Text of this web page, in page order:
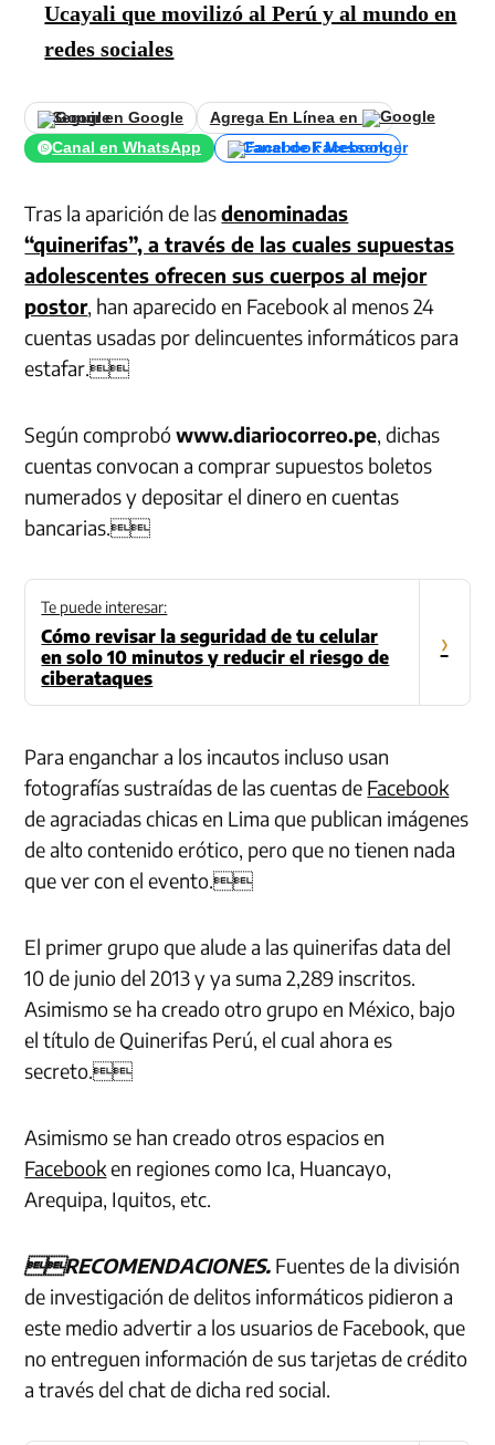
Ucayali que movilizó al Perú y al mundo en
redes sociales
Seguir en Google
Agrega En Línea en
Canal en WhatsApp
Canal de Facebook
Tras la aparición de lasdenominadas
“quinerifas”, a través de las cuales supuestas
adolescentes ofrecen sus cuerpos al mejor
postor, han aparecido en Facebook al menos 24
cuentas usadas por delincuentes informáticos para
estafar.
Según comprobówww.diariocorreo.pe, dichas
cuentas convocan a comprar supuestos boletos
numerados y depositar el dinero en cuentas
bancarias.
Te puede interesar:
Cómo revisar la seguridad de tu celular
en solo 10 minutos y reducir el riesgo de
ciberataques
›
Para enganchar a los incautos incluso usan
fotografías sustraídas de las cuentas de Facebook
de agraciadas chicas en Lima que publican imágenes
de alto contenido erótico, pero que no tienen nada
que ver con el evento.
El primer grupo que alude a las quinerifas data del
10 de junio del 2013 y ya suma 2,289 inscritos.
Asimismo se ha creado otro grupo en México, bajo
el título de Quinerifas Perú, el cual ahora es
secreto.
Asimismo se han creado otros espacios en
Facebooken regiones como Ica, Huancayo,
Arequipa, Iquitos, etc.
RECOMENDACIONES. Fuentes de la división
de investigación de delitos informáticos pidieron a
este medio advertir a los usuarios de Facebook, que
no entreguen información de sus tarjetas de crédito
a través del chat de dicha red social.